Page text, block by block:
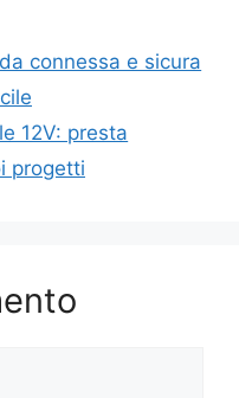
connessa e sicura
12V: presta
progetti